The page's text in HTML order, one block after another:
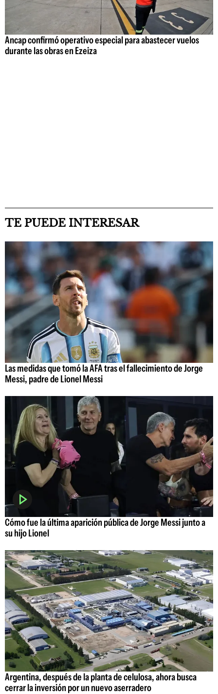
Ancap confirmó operativo especial para abastecer vuelos
durante las obras en Ezeiza
TE PUEDE INTERESAR
Las medidas que tomó la AFA tras el fallecimiento de Jorge
Messi, padre de Lionel Messi
Cómo fue la última aparición pública de Jorge Messi junto a
su hijo Lionel
Argentina, después de la planta de celulosa, ahora busca
cerrar la inversión por un nuevo aserradero